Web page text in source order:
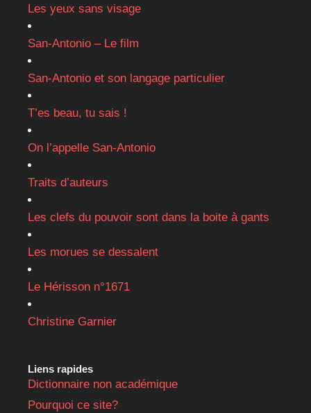
Les yeux sans visage
San-Antonio – Le film
San-Antonio et son langage particulier
T’es beau, tu sais !
On l’appelle San-Antonio
Traits d’auteurs
Les clefs du pouvoir sont dans la boite à gants
Les morues se dessalent
Le Hérisson n°1671
Christine Garnier
Liens rapides
Dictionnaire non académique
Pourquoi ce site?